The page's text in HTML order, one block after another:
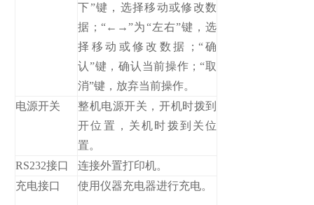
下”键，选择移动或修改数
据；“←→”为“左右”键，选
择移动或修改数据；“确
认”键，确认当前操作；“取
消”键，放弃当前操作。
电源开关
整机电源开关，开机时拨到
开位置，关机时拨到关位
置。
RS232接口
连接外置打印机。
充电接口
使用仪器充电器进行充电。